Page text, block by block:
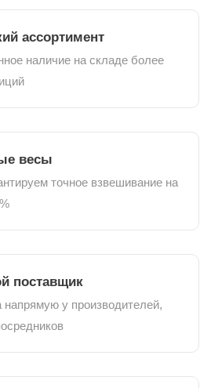
ассортимент
наличие на складе более
весы
точное взвешивание на
поставщик
напрямую у производителей,